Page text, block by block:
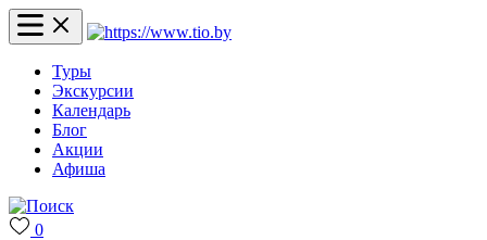
Туры
Экскурсии
Календарь
Блог
Акции
Афиша
0